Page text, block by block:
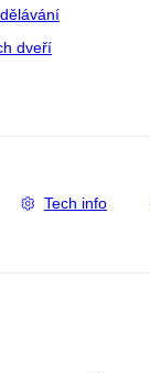
dveří
Tech info